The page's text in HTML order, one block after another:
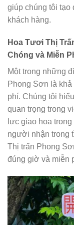
giúp chúng tôi
khách hàng.
Hoa Tươi Thị
Chóng và Miễn
Một trong những
Phong Sơn là
phí. Chúng tôi
quan trọng trong
lực giao hoa
người nhận trong
Thị trấn Phong
đúng giờ và miễn